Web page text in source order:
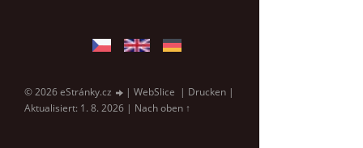
© 2026 eStránky.cz | WebSlice | Drucken |
Aktualisiert: 1. 8. 2026 | Nach oben ↑